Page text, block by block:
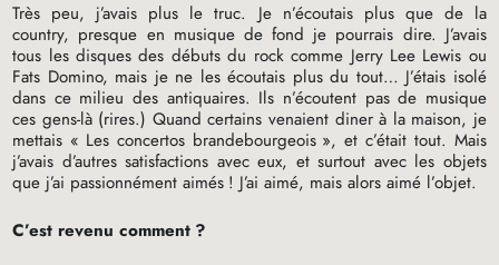
Très peu, j’avais plus le truc. Je n’écoutais plus que de la
country, presque en musique de fond je pourrais dire. J’avais
tous les disques des débuts du rock comme Jerry Lee Lewis ou
Fats Domino, mais je ne les écoutais plus du tout… J’étais isolé
dans ce milieu des antiquaires. Ils n’écoutent pas de musique
ces gens-là (rires.) Quand certains venaient diner à la maison, je
mettais « Les concertos brandebourgeois », et c’était tout. Mais
j’avais d’autres satisfactions avec eux, et surtout avec les objets
que j’ai passionnément aimés ! J’ai aimé, mais alors aimé l’objet.
C’est revenu comment ?